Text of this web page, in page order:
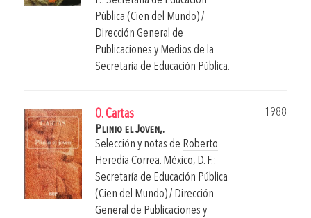
Pública (Cien del Mundo) /
Dirección General de
Publicaciones y Medios de la
Secretaría de Educación Pública.
0. Cartas
1988
Plinio el Joven,.
Selección y notas de Roberto
Heredia Correa. México, D. F.:
Secretaría de Educación Pública
(Cien del Mundo) / Dirección
General de Publicaciones y